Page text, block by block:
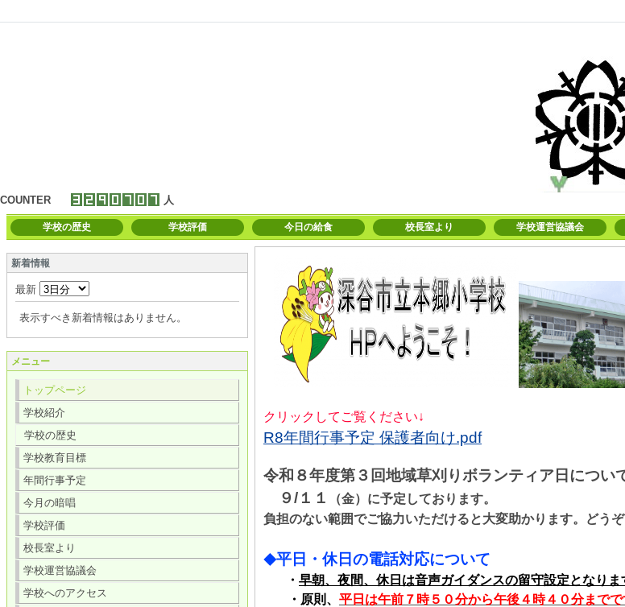
COUNTER 人
学校の歴史 学校評価 今日の給食 校長室より 学校運営協議会
新着情報
最新
表示すべき新着情報はありません。
メニュー
トップページ
学校紹介
学校の歴史
学校教育目標
年間行事予定
今月の暗唱
学校評価
校長室より
学校運営協議会
学校へのアクセス
クリックしてご覧ください↓
R8年間行事予定 保護者向け.pdf
令和８年度第３回地域草刈りボランティア日につい
９/１１
（金）に予定しております。
負担のない範囲でご協力いただけると大変助かります。どうぞ
◆平日・休日の電話対応について
・ 早朝、夜間、休日は音声ガイダンスの留守設定となりま
・原則、 平日は午前７時５０分から午後４時４０分までで